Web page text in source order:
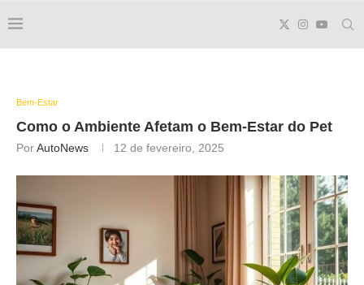
Bem-Estar
Como o Ambiente Afetam o Bem-Estar do Pet
PorAutoNews 12 de fevereiro, 2025